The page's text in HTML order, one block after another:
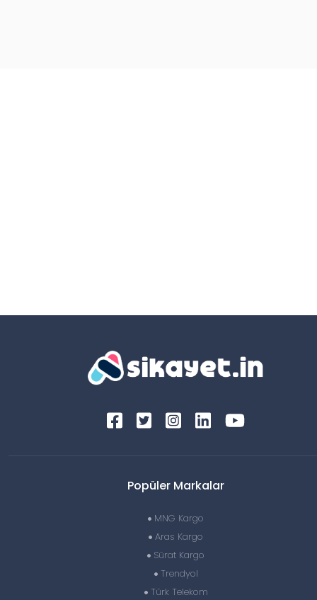
Popüler Markalar
MNG Kargo
Aras Kargo
Sürat Kargo
Trendyol
Türk Telekom